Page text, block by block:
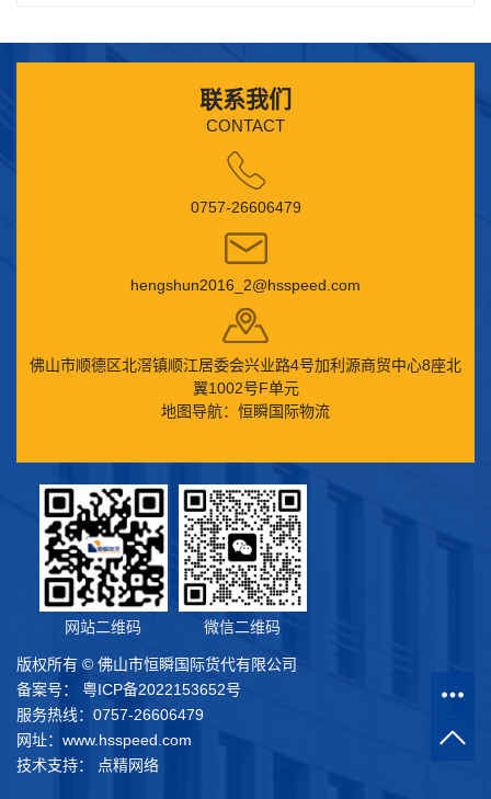
联系我们
CONTACT
0757-26606479
hengshun2016_2@hsspeed.com
佛山市顺德区北滘镇顺江居委会兴业路4号加利源商贸中心8座北
翼1002号F单元
地图导航：恒瞬国际物流
网站二维码 微信二维码
版权所有 © 佛山市恒瞬国际货代有限公司
备案号： 粤ICP备2022153652号
服务热线：0757-26606479
网址：www.hsspeed.com
技术支持： 点精网络